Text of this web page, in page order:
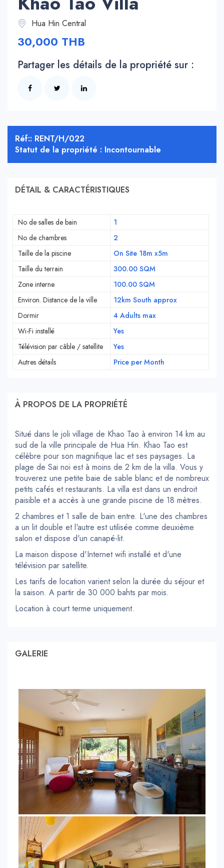
Hua Hin Central
30,000 THB
Partager les détails de la propriété sur :
Réf:: RENT/H/022
Statut de la propriété : Incontournable
DÉTAIL & CARACTÉRISTIQUES
No de salles de bain
1
No de chambres
2
Taille de la piscine
On Site 18m x5m
Taille du terrain
300.00 SQM
Zone interne
100.00 SQM
Environ. Distance de la ville
12km South approx
Dormir
4 Adults max
Wi-Fi installé
Yes
Télévision par câble / satellite
Yes
Autres détails
Price per Month
À PROPOS DE LA PROPRIÉTÉ
Situé dans le joli village de Khao Tao à environ 14 km au
sud de la ville principale de Hua Hin. Khao Tao est
célèbre pour son magnifique lac et ses paysages. La
plage de Sai noi est à moins de 2 km de la villa. Vous y
trouverez une petite baie de sable blanc et de nombreux
petits cafés et restaurants. La villa est dans un endroit
paisible et a accès à une grande piscine de 18 mètres.
2 chambres et 1 salle de bain entre. L'une des chambres
a un lit double et l'autre est utilisée comme deuxième
salon et dispose d'un canapé-lit.
La maison dispose d'Internet wifi installé et d'une
télévision par satellite.
Les tarifs de location varient selon la durée du séjour et
la saison. A partir de 30 000 bahts par mois.
Location à court terme uniquement.
GALERIE